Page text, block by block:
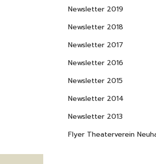
Newsletter 2019
Newsletter 2018
Newsletter 2017
Newsletter 2016
Newsletter 2015
Newsletter 2014
Newsletter 2013
Flyer Theaterverein